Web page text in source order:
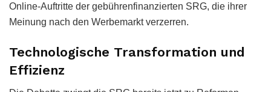
Online-Auftritte der gebührenfinanzierten SRG, die ihrer
Meinung nach den Werbemarkt verzerren.
Technologische Transformation und
Effizienz